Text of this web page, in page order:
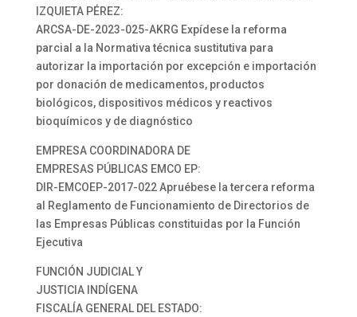
IZQUIETA PÉREZ:
ARCSA-DE-2023-025-AKRG Expídese la reforma
parcial a la Normativa técnica sustitutiva para
autorizar la importación por excepción e importación
por donación de medicamentos, productos
biológicos, dispositivos médicos y reactivos
bioquímicos y de diagnóstico
EMPRESA COORDINADORA DE
EMPRESAS PÚBLICAS EMCO EP:
DIR-EMCOEP-2017-022 Apruébese la tercera reforma
al Reglamento de Funcionamiento de Directorios de
las Empresas Públicas constituidas por la Función
Ejecutiva
FUNCIÓN JUDICIAL Y
JUSTICIA INDÍGENA
FISCALÍA GENERAL DEL ESTADO: